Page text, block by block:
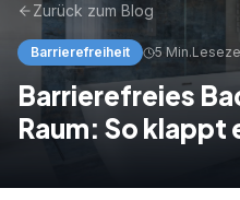
Zurück zum Blog
Barrierefreiheit 5 Min.
Barrierefreies
Raum: So klappt